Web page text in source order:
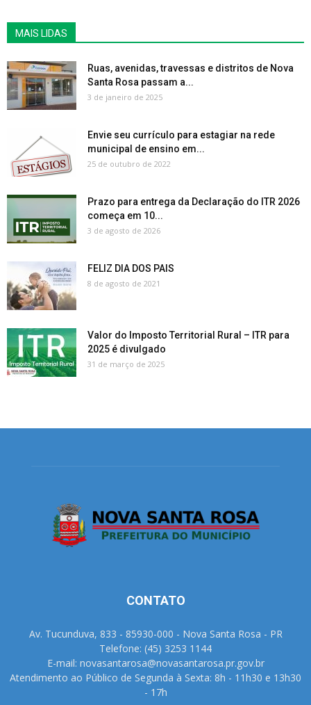
MAIS LIDAS
Ruas, avenidas, travessas e distritos de Nova
Santa Rosa passam a...
3 de janeiro de 2025
Envie seu currículo para estagiar na rede
municipal de ensino em...
25 de outubro de 2022
Prazo para entrega da Declaração do ITR 2026
começa em 10...
3 de agosto de 2026
FELIZ DIA DOS PAIS
8 de agosto de 2021
Valor do Imposto Territorial Rural – ITR para
2025 é divulgado
31 de março de 2025
CONTATO
Av. Tucunduva, 833 - 85930-000 - Nova Santa Rosa - PR
Telefone: (45) 3253 1144
E-mail: novasantarosa@novasantarosa.pr.gov.br
Atendimento ao Público de Segunda à Sexta: 8h - 11h30 e 13h30
- 17h